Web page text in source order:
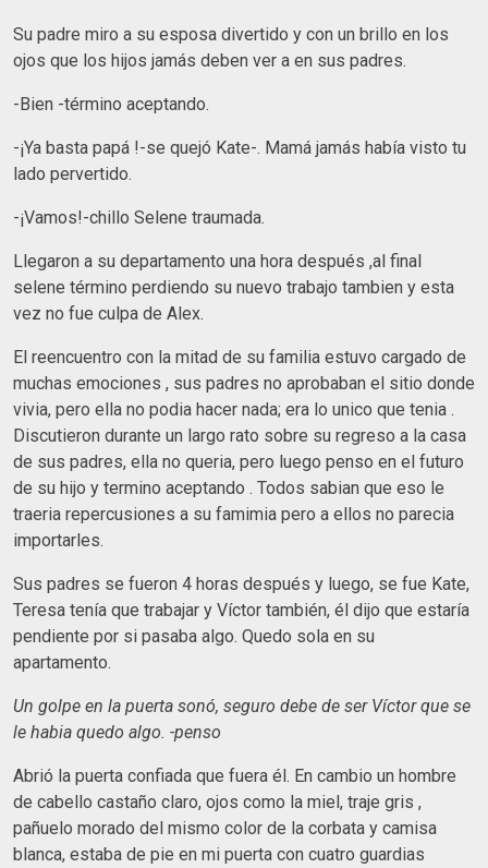
Su padre miro a su esposa divertido y con un brillo en los
ojos que los hijos jamás deben ver a en sus padres.
-Bien -término aceptando.
-¡Ya basta papá !-se quejó Kate-. Mamá jamás había visto tu
lado pervertido.
-¡Vamos!-chillo Selene traumada.
Llegaron a su departamento una hora después ,al final
selene término perdiendo su nuevo trabajo tambien y esta
vez no fue culpa de Alex.
El reencuentro con la mitad de su familia estuvo cargado de
muchas emociones , sus padres no aprobaban el sitio donde
vivia, pero ella no podia hacer nada; era lo unico que tenia .
Discutieron durante un largo rato sobre su regreso a la casa
de sus padres, ella no queria, pero luego penso en el futuro
de su hijo y termino aceptando . Todos sabian que eso le
traeria repercusiones a su famimia pero a ellos no parecia
importarles.
Sus padres se fueron 4 horas después y luego, se fue Kate,
Teresa tenía que trabajar y Víctor también, él dijo que estaría
pendiente por si pasaba algo. Quedo sola en su
apartamento.
Un golpe en la puerta sonó, seguro debe de ser Víctor que se
le habia quedo algo. -penso
Abrió la puerta confiada que fuera él. En cambio un hombre
de cabello castaño claro, ojos como la miel, traje gris ,
pañuelo morado del mismo color de la corbata y camisa
blanca, estaba de pie en mi puerta con cuatro guardias